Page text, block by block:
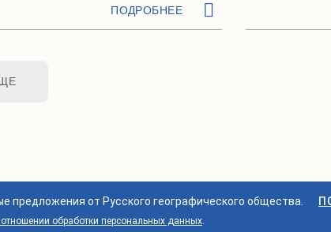
ПОДРОБНЕЕ
от Русского географического общества.
обработки персональных данных.